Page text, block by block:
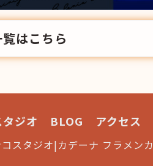
覧はこちら
ジオ BLOG アクセス
スタジオ|カデーナ フラメンカ